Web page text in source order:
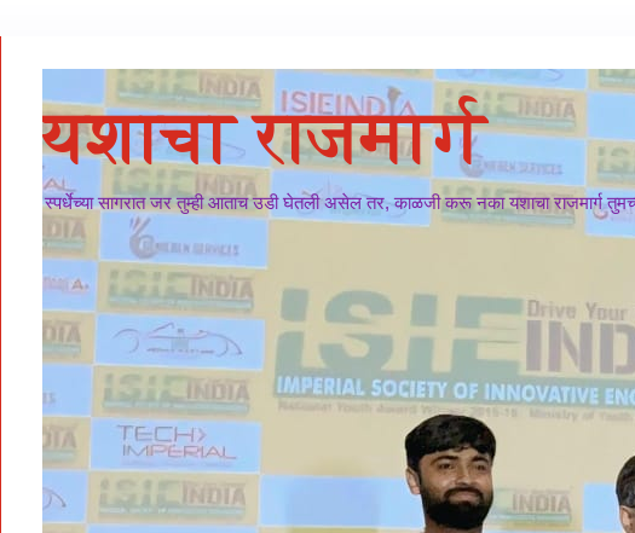
यशाचा राजमार्ग
स्पर्धेच्या सागरात जर तुम्ही आताच उडी घेतली असेल तर, काळजी करू नका यशाचा राजमार्ग